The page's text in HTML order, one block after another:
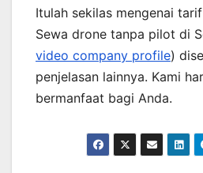
Itulah sekilas mengenai
Sewa drone tanpa pilot di
video company profile)
penjelasan lainnya. Kami
bermanfaat bagi Anda.